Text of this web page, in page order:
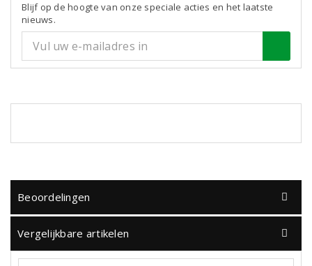
Blijf op de hoogte van onze speciale acties en het laatste
nieuws.
Beoordelingen
Vergelijkbare artikelen